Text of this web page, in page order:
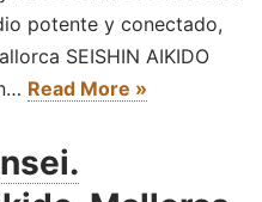
potente y conectado,
SEISHIN AIKIDO
Read More »